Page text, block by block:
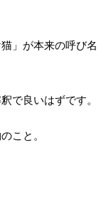
」が本来の呼び名
で良いはずです。
こと。